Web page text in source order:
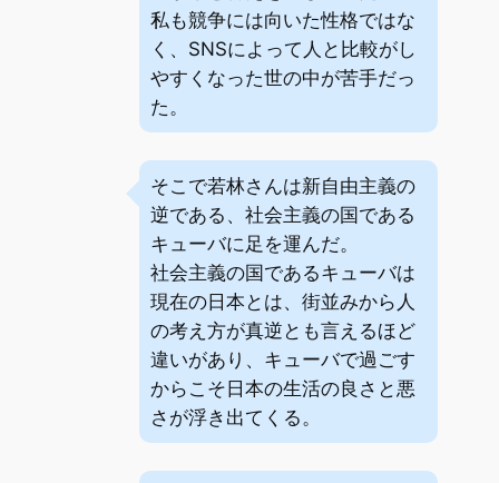
私も競争には向いた性格ではな
く、SNSによって人と比較がし
やすくなった世の中が苦手だっ
た。
そこで若林さんは新自由主義の
逆である、社会主義の国である
キューバに足を運んだ。
社会主義の国であるキューバは
現在の日本とは、街並みから人
の考え方が真逆とも言えるほど
違いがあり、キューバで過ごす
からこそ日本の生活の良さと悪
さが浮き出てくる。